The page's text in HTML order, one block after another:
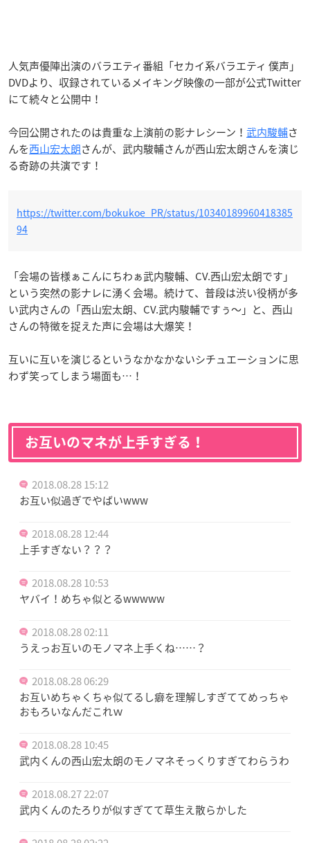
人気声優陣出演のバラエティ番組「セカイ系バラエティ 僕声」
DVDより、収録されているメイキング映像の一部が公式Twitter
にて続々と公開中！
今回公開されたのは貴重な上演前の影ナレシーン！ 武内駿輔さ
んを西山宏太朗さんが、武内駿輔さんが西山宏太朗さんを演じ
る奇跡の共演です！
https://twitter.com/bokukoe_PR/status/10340189960418385
94
「会場の皆様ぁこんにちわぁ武内駿輔、CV.西山宏太朗です」
という突然の影ナレに湧く会場。続けて、普段は渋い役柄が多
い武内さんの「西山宏太朗、CV.武内駿輔ですぅ〜」と、西山
さんの特徴を捉えた声に会場は大爆笑！
互いに互いを演じるというなかなかないシチュエーションに思
わず笑ってしまう場面も…！
お互いのマネが上手すぎる！
2018.08.28 15:12
お互い似過ぎでやばいwww
2018.08.28 12:44
上手すぎない？？？
2018.08.28 10:53
ヤバイ！めちゃ似とるwwwww
2018.08.28 02:11
うえっお互いのモノマネ上手くね……？
2018.08.28 06:29
お互いめちゃくちゃ似てるし癖を理解しすぎててめっちゃ
おもろいなんだこれｗ
2018.08.28 10:45
武内くんの西山宏太朗のモノマネそっくりすぎてわらうわ
2018.08.27 22:07
武内くんのたろりが似すぎてて草生え散らかした